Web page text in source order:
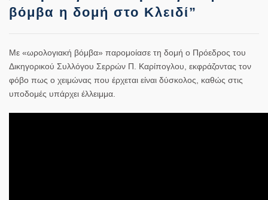
βόμβα η δομή στο Κλειδί”
Με «ωρολογιακή βόμβα» παρομοίασε τη δομή ο Πρόεδρος του
Δικηγορικού Συλλόγου Σερρών Π. Καρίπογλου, εκφράζοντας τον
φόβο πως ο χειμώνας που έρχεται είναι δύσκολος, καθώς στις
υποδομές υπάρχει έλλειμμα.